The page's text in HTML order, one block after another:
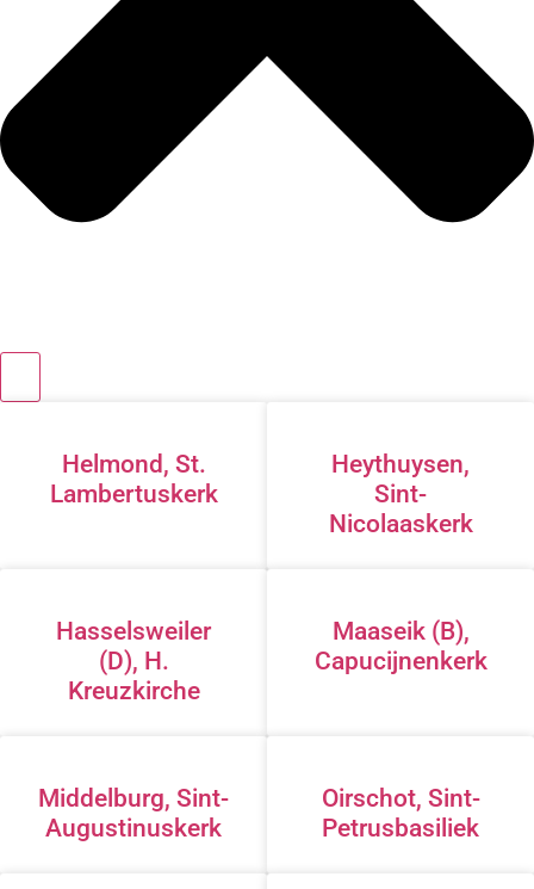
Helmond, St.
Lambertuskerk
Heythuysen,
Sint-
Nicolaaskerk
Hasselsweiler
(D), H.
Kreuzkirche
Maaseik (B),
Capucijnenkerk
Middelburg, Sint-
Augustinuskerk
Oirschot, Sint-
Petrusbasiliek